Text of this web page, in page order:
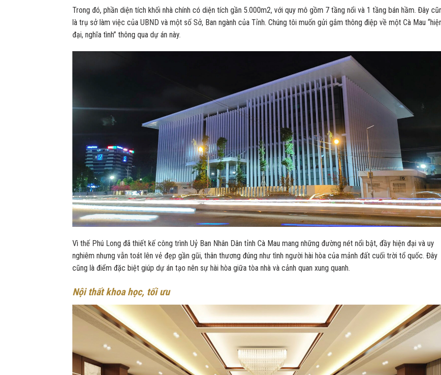
Trong đó, phần diện tích khối nhà chính có diện tích gần 5.000m2, với quy mô gồm 7 tầng nổi và 1 tầng bán hầm. Đây
là trụ sở làm việc của UBND và một số Sở, Ban ngành của Tỉnh. Chúng tôi muốn gửi gắm thông điệp về một Cà Mau
đại, nghĩa tình” thông qua dự án này.
Vì thế Phú Long đã thiết kế công trình Uỷ Ban Nhân Dân tỉnh Cà Mau mang những đường nét nổi bật, đầy hiện đại và uy
nghiêm nhưng vẫn toát lên vẻ đẹp gần gũi, thân thương đúng như tình người hài hòa của mảnh đất cuối trời tổ quốc. Đây
cũng là điểm đặc biệt giúp dự án tạo nên sự hài hòa giữa tòa nhà và cảnh quan xung quanh.
Nội thất khoa học, tối ưu